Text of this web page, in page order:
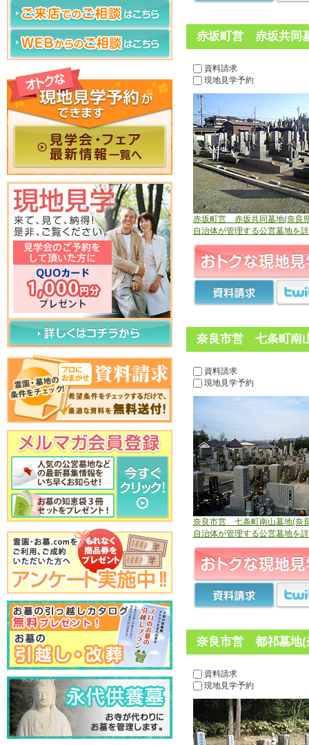
赤坂町営 赤坂共同
資料請求
現地見学予約
赤坂町営 赤坂共同墓地(奈良
自治体が管理する公営墓地を
奈良市営 七条町南
資料請求
現地見学予約
奈良市営 七条町南山墓地(奈
自治体が管理する公営墓地を
奈良市営 都祁墓地(
資料請求
現地見学予約